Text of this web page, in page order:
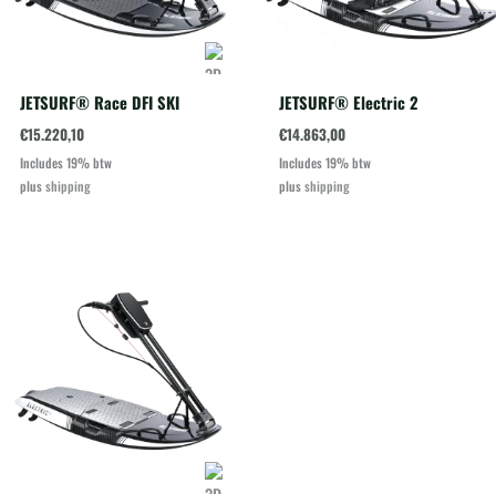
JETSURF® Race DFI SKI
€15.220,10
Includes 19% btw
plusshipping
JETSURF® Electric 2
€14.863,00
Includes 19% btw
plusshipping